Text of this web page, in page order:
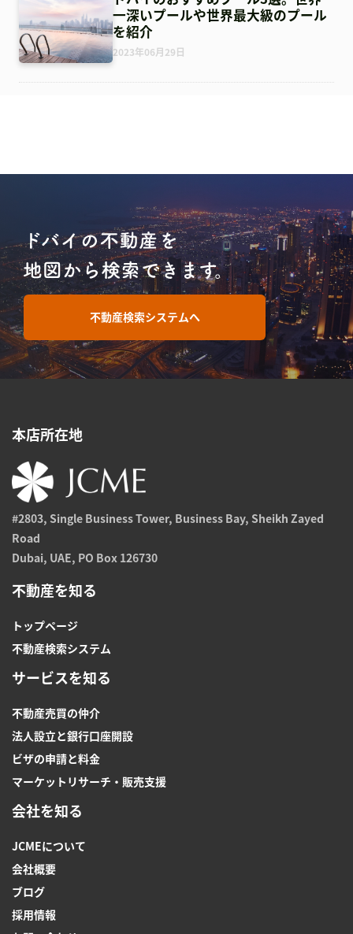
一深いプールや世界最大級のプール
を紹介
2023年06月29日
不動産検索システムへ
本店所在地
#2803, Single Business Tower, Business Bay, Sheikh Zayed
Road
Dubai, UAE, PO Box 126730
不動産を知る
トップページ
不動産検索システム
サービスを知る
不動産売買の仲介
法人設立と銀行口座開設
ビザの申請と料金
マーケットリサーチ・販売支援
会社を知る
JCMEについて
会社概要
ブログ
採用情報